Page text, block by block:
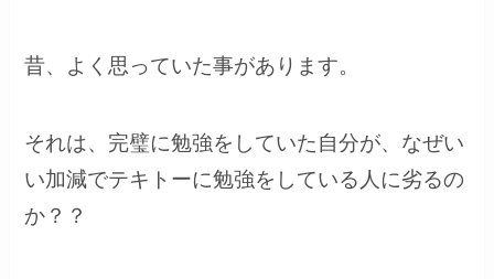
昔、よく思っていた事があります。
それは、 完璧に勉強をしていた自分が、なぜい
い加減でテキトーに勉強をしている人に劣るの
か？？